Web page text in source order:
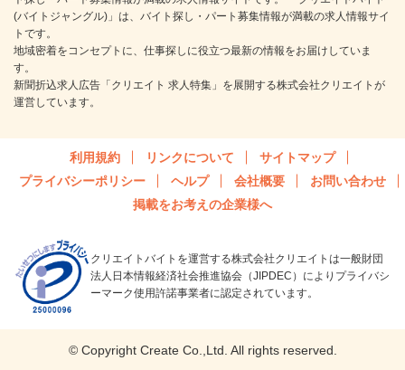
(バイトジャングル)」は、バイト探し・パート募集情報が満載の求人情報サイ
トです。
地域密着をコンセプトに、仕事探しに役立つ最新の情報をお届けしていま
す。
新聞折込求人広告「クリエイト 求人特集」を展開する株式会社クリエイトが
運営しています。
利用規約 リンクについて
サイトマップ
プライバシーポリシー
ヘルプ 会社概要
お問い合わせ
掲載をお考えの企業様へ
クリエイトバイトを運営する株式会社クリエイトは一般財団
法人日本情報経済社会推進協会（JIPDEC）によりプライバシ
ーマーク使用許諾事業者に認定されています。
© Copyright Create Co.,Ltd. All rights reserved.